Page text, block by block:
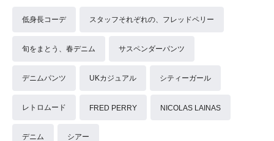
低身長コーデ スタッフそれぞれの、フレッドペリー
旬をまとう、春デニム サスペンダーパンツ
デニムパンツ UKカジュアル シティーガール
レトロムード FRED PERRY NICOLAS LAINAS
デニム シアー